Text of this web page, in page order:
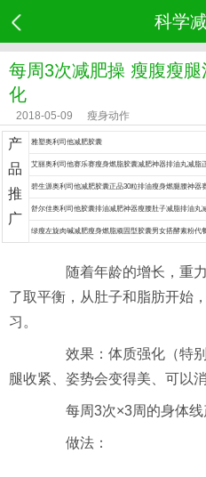
科学
每周3次减肥操 瘦腹瘦
化
2018-05-09 瘦身动作
产
品
推
广
雅塑奥利司他减肥胶囊
艾丽奥利司他赛乐赛瘦身燃脂胶囊减肥神器排油丸减脂
品药
碧生源奥利司他减肥胶囊正品30粒排油瘦身燃腿腰神器
乐赛丸脂药
舒尔佳奥利司他胶囊排油减肥神器瘦腰肚子减脂排油丸
肥药
绿瘦左旋肉碱减肥瘦身燃脂顽固型胶囊男女搭酵素粉代
随着年龄的增长，重力
了取平衡，从肚子和脂肪开始
习。
效果：体质强化（特别
腿收紧、姿势会变得美、可以消
每周3次×3周的身体线
做法：